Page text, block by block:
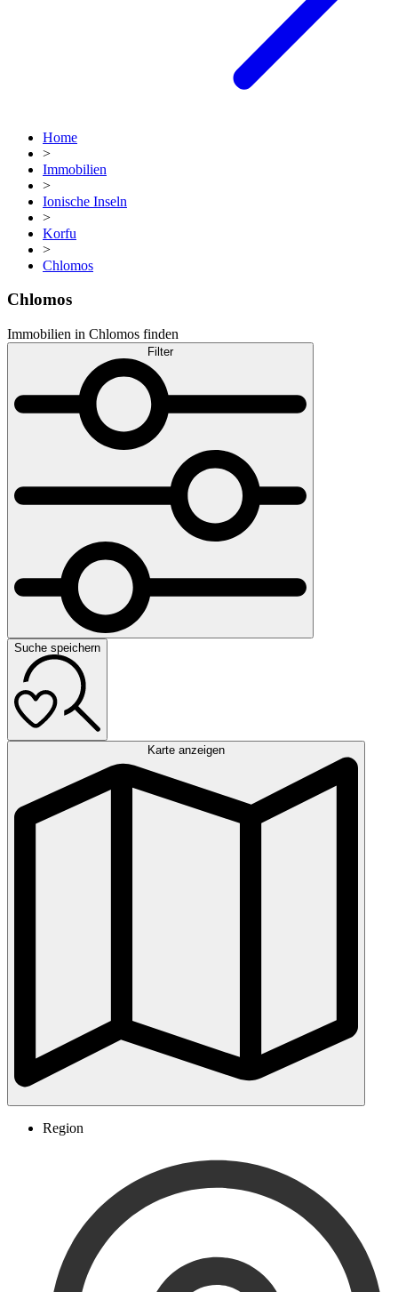
Home
>
Immobilien
>
Ionische Inseln
>
Korfu
>
Chlomos
Chlomos
Immobilien in Chlomos finden
Filter
Suche speichern
Karte anzeigen
Region